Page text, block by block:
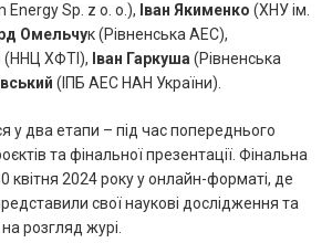
Energy Sp. z o. o.), Іван Якименко (ХНУ ім.
Омельчук (Рівненська АЕС),
(ННЦ ХФТІ), Іван Гаркуша (Рівненська
(ІПБ АЕС НАН України).
у два етапи – під час попереднього
та фінальної презентації. Фінальна
квітня 2024 року у онлайн-форматі, де
свої наукові дослідження та
розгляд журі.